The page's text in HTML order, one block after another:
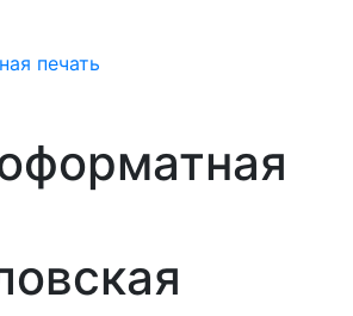
печать